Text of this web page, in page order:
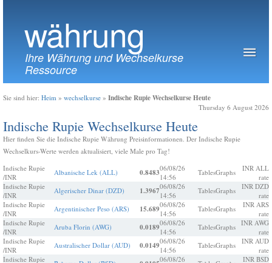
währung
Ihre Währung und Wechselkurse
Ressource
Sie sind hier: Heim » wechselkurse » Indische Rupie Wechselkurse Heute
Thursday 6 August 2026
Indische Rupie Wechselkurse Heute
Hier finden Sie die Indische Rupie Währung Preisinformationen. Der Indische Rupie
Wechselkurs-Werte werden aktualisiert, viele Male pro Tag!
Indische Rupie
/INR
Albanische Lek (ALL) 0.848306/08/26
14:56
TablesGraphs
INR ALL
rate
Indische Rupie
/INR
Algerischer Dinar (DZD) 1.396706/08/26
14:56
TablesGraphs
INR DZD
rate
Indische Rupie
/INR
Argentinischer Peso (ARS) 15.68906/08/26
14:56
TablesGraphs
INR ARS
rate
Indische Rupie
/INR
Aruba Florin (AWG) 0.018906/08/26
14:56
TablesGraphs INR AWG
rate
Indische Rupie
/INR
Australischer Dollar (AUD) 0.014906/08/26
14:56
TablesGraphs
INR AUD
rate
Indische Rupie
06/08/26
INR BSD